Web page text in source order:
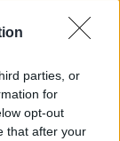
parties, or
for
opt-out
that after your
dintre ei
confiscate
raminem in